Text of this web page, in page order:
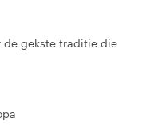
de gekste traditie die